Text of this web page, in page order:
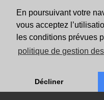
En poursuivant votre
vous acceptez
les conditions prévues
politique de gestion
Décliner
Copyright 2026 Revue